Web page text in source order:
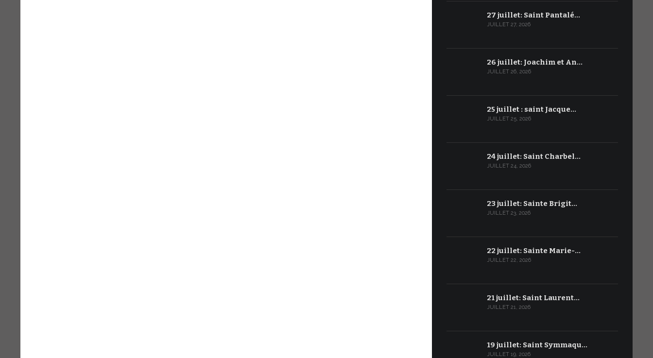
27 juillet: Saint Pantalé…
JUILLET 27, 2026
26 juillet: Joachim et An…
JUILLET 26, 2026
25 juillet : saint Jacque…
JUILLET 25, 2026
24 juillet: Saint Charbel…
JUILLET 24, 2026
23 juillet: Sainte Brigit…
JUILLET 23, 2026
22 juillet: Sainte Marie-…
JUILLET 22, 2026
21 juillet: Saint Laurent…
JUILLET 21, 2026
19 juillet: Saint Symmaqu…
JUILLET 19, 2026